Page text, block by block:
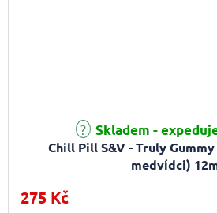
Chill Pill S&V - Truly
medvídci)
Skladem -
275 Kč